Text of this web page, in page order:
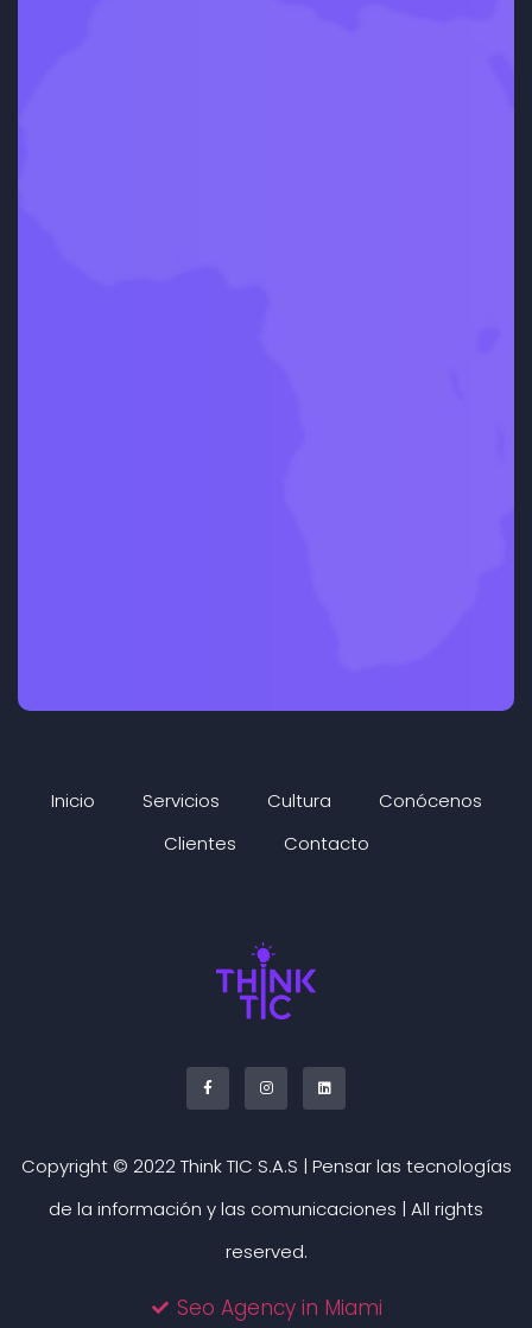
Inicio Servicios Cultura
Conócenos
Clientes
Contacto
Copyright © 2022 Think TIC S.A.S | Pensar las tecnologías
de la información y las comunicaciones | All rights
reserved.
Seo Agency in Miami